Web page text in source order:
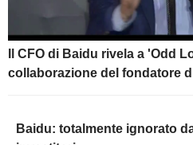
Il CFO di Baidu rivela a 'Odd
collaborazione del fondatore
Baidu: totalmente ignorato